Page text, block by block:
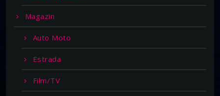
Magazin
Auto Moto
Estrada
Film/TV